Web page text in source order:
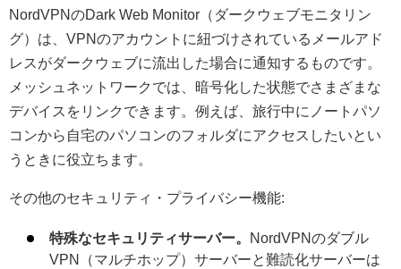
NordVPNのDark Web Monitor（ダークウェブモニタリン
グ）は、VPNのアカウントに紐づけされているメールアド
レスがダークウェブに流出した場合に通知するものです。
メッシュネットワークでは、暗号化した状態でさまざまな
デバイスをリンクできます。例えば、旅行中にノートパソ
コンから自宅のパソコンのフォルダにアクセスしたいとい
うときに役立ちます。
その他のセキュリティ・プライバシー機能:
特殊なセキュリティサーバー。
NordVPNのダブル
VPN（マルチホップ）サーバーと難読化サーバーは